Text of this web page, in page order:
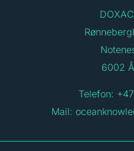
6002
Telefon:
Mail: